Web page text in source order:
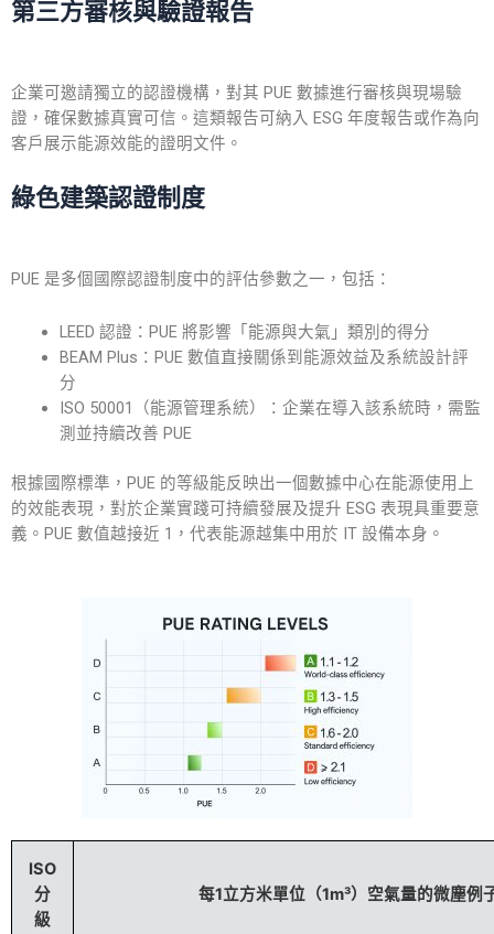
第三方審核與驗證報告
企業可邀請獨立的認證機構，對其 PUE 數據進行審核與現場驗
證，確保數據真實可信。這類報告可納入 ESG 年度報告或作為向
客戶展示能源效能的證明文件。
綠色建築認證制度
PUE 是多個國際認證制度中的評估參數之一，包括：
LEED 認證：PUE 將影響「能源與大氣」類別的得分
BEAM Plus：PUE 數值直接關係到能源效益及系統設計評
分
ISO 50001（能源管理系統）：企業在導入該系統時，需監
測並持續改善 PUE
根據國際標準，PUE 的等級能反映出一個數據中心在能源使用上
的效能表現，對於企業實踐可持續發展及提升 ESG 表現具重要意
義。PUE 數值越接近 1，代表能源越集中用於 IT 設備本身。
ISO
分
級
每1立方米單位（1m³）空氣量的微塵例